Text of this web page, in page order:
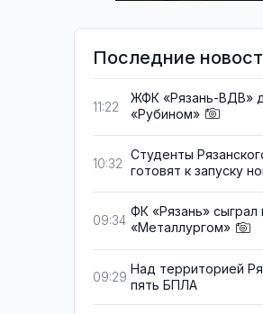
Последние
11:22
ЖФК «Рязань-ВДВ»
«Рубином»
10:32
Студенты
готовят к запуску
09:34
ФК «Рязань»
«Металлургом»
09:29
Над территорией
пять БПЛА